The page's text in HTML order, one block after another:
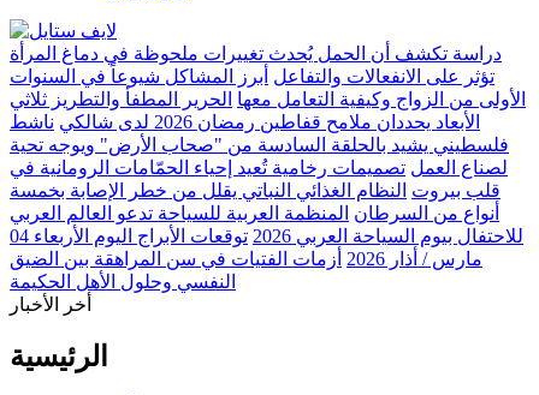
دراسة تكشف أن الحمل يُحدث تغييرات ملحوظة في دماغ المرأة
تؤثر على الانفعالات والتفاعل أبرز المشاكل شيوعاً في السنوات
الأولى من الزواج وكيفية التعامل معها الحرير المطفأ والتطريز ثلاثي
الأبعاد يحددان ملامح قفاطين رمضان 2026 لدى شالكي
ناشط
فلسطيني يشيد بالحلقة السادسة من "صحاب الأرض" ويوجه تحية
لصناع العمل تصميمات رخامية تُعيد إحياء الحمّامات الرومانية في
قلب بيروت النظام الغذائي النباتي يقلل من خطر الإصابة بخمسة
أنواع من السرطان المنظمة العربية للسياحة تدعو العالم العربي
للاحتفال بيوم السياحة العربي 2026
توقعات الأبراج اليوم الأربعاء 04
مارس / أذار 2026
أزمات الفتيات في سن المراهقة بين الضيق
النفسي وحلول الأهل الحكيمة
أخر الأخبار
الرئيسية